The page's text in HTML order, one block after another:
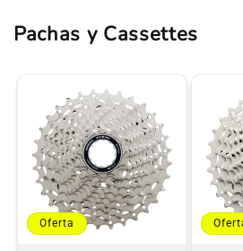
Pachas y Cassettes
Oferta